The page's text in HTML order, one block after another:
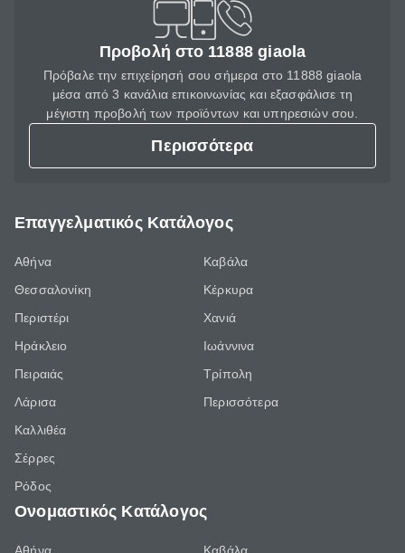
Προβολή στο 11888 giaola
Πρόβαλε την επιχείρησή σου σήμερα στο 11888 giaola
μέσα από 3 κανάλια επικοινωνίας και εξασφάλισε τη
μέγιστη προβολή των προϊόντων και υπηρεσιών σου.
Περισσότερα
Επαγγελματικός Κατάλογος
Αθήνα
Θεσσαλονίκη
Περιστέρι
Ηράκλειο
Πειραιάς
Λάρισα
Καλλιθέα
Σέρρες
Ρόδος
Καβάλα
Κέρκυρα
Χανιά
Ιωάννινα
Τρίπολη
Περισσότερα
Ονομαστικός Κατάλογος